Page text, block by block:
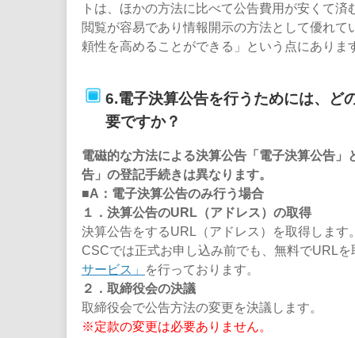
トは、ほかの方法に比べて公告費用が安くて
閲覧が容易であり情報開示の方法として優れて
頼性を高めることができる」という点にありま
6.電子決算公告を行うためには、ど
要ですか？
電磁的な方法による決算公告「電子決算公告」
告」の登記手続きは異なります。
■A：電子決算公告のみ行う場合
１．決算公告のURL（アドレス）の取得
決算公告をするURL（アドレス）を取得します
CSCでは正式お申し込み前でも、無料でURLを
サービス」
を行っております。
２．取締役会の決議
取締役会で公告方法の変更を決議します。
※定款の変更は必要ありません。